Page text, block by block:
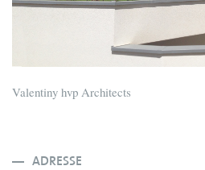
Valentiny hvp Architects
ADRESSE